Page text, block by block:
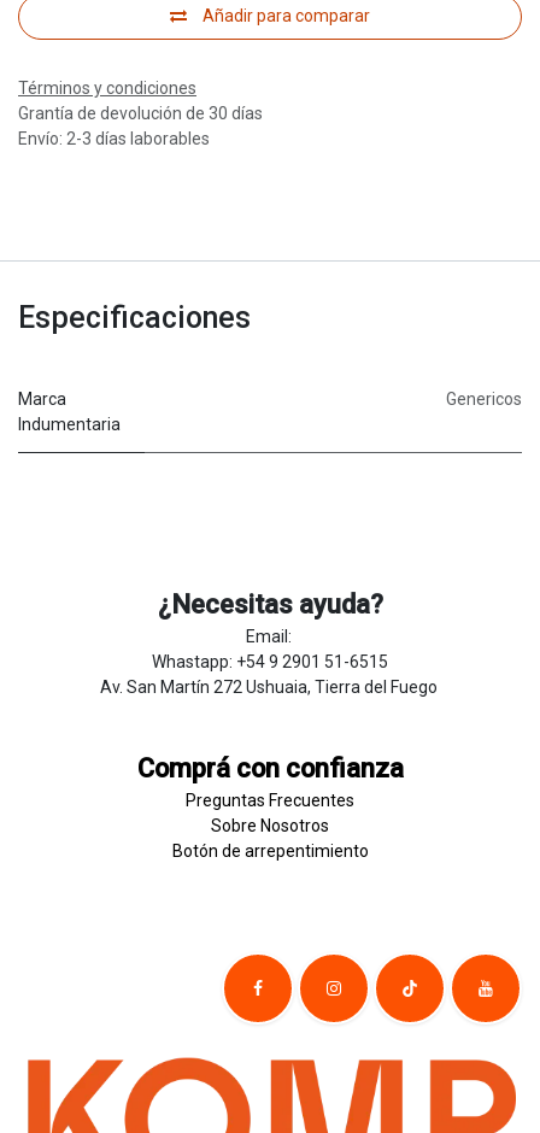
Añadir para comparar
Términos y condiciones
Grantía de devolución de 30 días
Envío: 2-3 días laborables
Especificaciones
Marca
Indumentaria
Genericos
¿Necesitas ayuda?
Email:
Whastapp: +54 9 2901 51-6515
Av. San Martín 272 Ushuaia, Tierra del Fuego
Comprá con confianza
Preguntas Frecuentes
Sobre Nosotros
Botón de ​arrepentim​​​iento